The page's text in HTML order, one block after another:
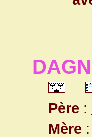
Père :
Mère :